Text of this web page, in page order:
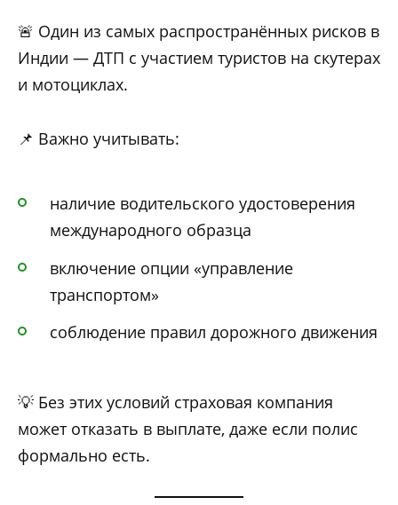
🚨 Один из самых распространённых рисков в
Индии — ДТП с участием туристов на скутерах
и мотоциклах.
📌 Важно учитывать:
наличие водительского удостоверения
международного образца
включение опции «управление
транспортом»
соблюдение правил дорожного движения
💡 Без этих условий страховая компания
может отказать в выплате, даже если полис
формально есть.